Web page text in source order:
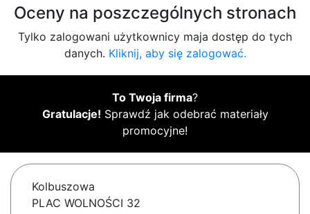
Oceny na poszczególnych stronach
Tylko zalogowani użytkownicy maja dostęp do tych
danych. Kliknij, aby się zalogować.
To Twoja firma?
Gratulacje! Sprawdź jak odebrać materiały
promocyjne!
Kolbuszowa
PLAC WOLNOŚCI 32